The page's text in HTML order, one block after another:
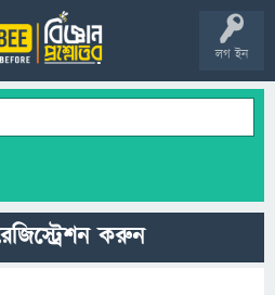
লগ ইন
করুন